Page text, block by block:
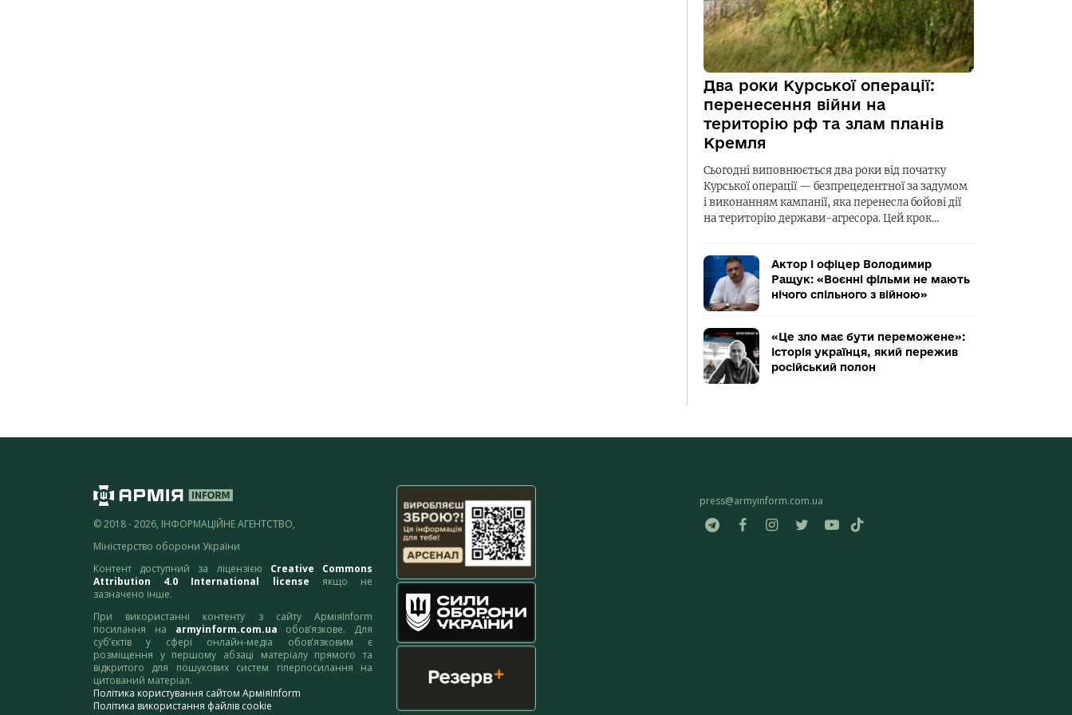
Два роки Курської операції:
перенесення війни на
територію рф та злам планів
Кремля
Сьогодні виповнюється два роки від початку
Курської операції — безпрецедентної за задумом
і виконанням кампанії, яка перенесла бойові дії
на територію держави-агресора. Цей крок…
Актор і офіцер Володимир
Ращук: «Воєнні фільми не мають
нічого спільного з війною»
«Це зло має бути переможене»:
історія українця, який пережив
російський полон
© 2018 - 2026, ІНФОРМАЦІЙНЕ АГЕНТСТВО,
Міністерство оборони України
Контент доступний за ліцензією Creative Commons
Attribution 4.0 International license якщо не
зазначено інше.
При використанні контенту з сайту АрміяInform
посилання на armyinform.com.ua обов’язкове. Для
суб’єктів у сфері онлайн-медіа обов’язковим є
розміщення у першому абзаці матеріалу прямого та
відкритого для пошукових систем гіперпосилання на
цитований матеріал.
Політика користування сайтом АрміяInform
Політика використання файлів cookie
press@armyinform.com.ua